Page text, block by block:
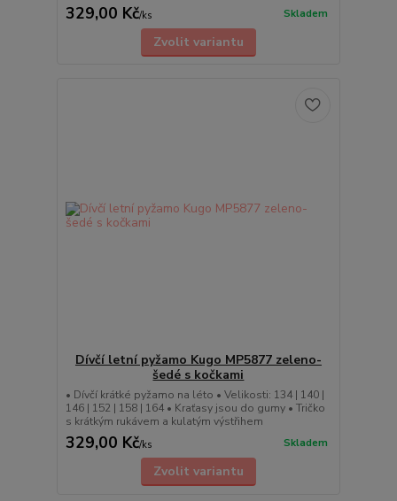
329,00 Kč/ks Skladem
Zvolit variantu
Dívčí letní pyžamo Kugo MP5877 zeleno-
šedé s kočkami
• Dívčí krátké pyžamo na léto • Velikosti: 134 | 140 |
146 | 152 | 158 | 164 • Kraťasy jsou do gumy • Tričko
s krátkým rukávem a kulatým výstřihem
329,00 Kč/ks Skladem
Zvolit variantu